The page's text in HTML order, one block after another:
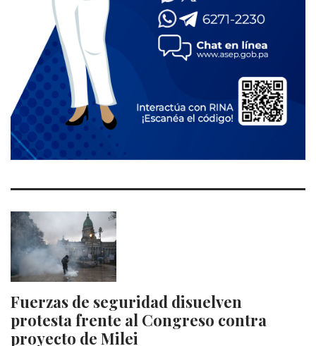
Fuerzas de seguridad disuelven
protesta frente al Congreso contra
proyecto de Milei